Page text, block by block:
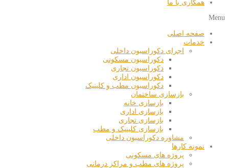
همکاری با ما
Menu
صفحه اصلی
خدمات
اجرای دکوراسیون داخلی
دکوراسیون مسکونی
دکوراسیون تجاری
دکوراسیون اداری
دکوراسیون مطب و کلینیک
بازسازی ساختمان
بازسازی خانه
بازسازی اداری
بازسازی تجاری
بازسازی کلینیک و مطب
مشاوره دکوراسیون داخلی
نمونه کارها
پروژه های مسکونی
پروژه های مطب و مراکز درمانی